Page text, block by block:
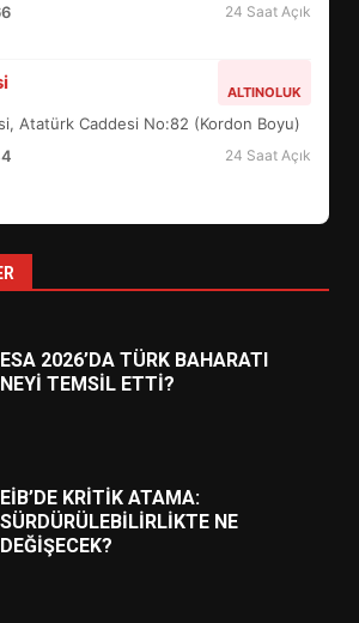
24 Saat Açık
ALTINOLUK
Atatürk Caddesi No:82 (Kordon Boyu)
24 Saat Açık
YENİ YÖNETİM NASIL
ŞEKİLLENDİ?
HAREKETE GEÇİYOR: GÖZLER
ESA 2026’DA TÜRK BAHARATI
NEYİ TEMSİL ETTİ?
EİB’DE KRİTİK ATAMA:
SÜRDÜRÜLEBİLİRLİKTE NE
DEĞİŞECEK?